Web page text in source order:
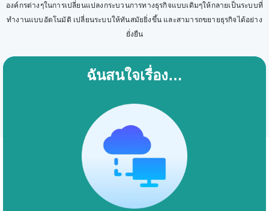
องค์กรต่างๆในการเปลี่ยนแปลงกระบวนการทางธุรกิจแบบเดิมๆให้กลายเป็นระบบที่
ทำงานแบบอัตโนมัติ เปลี่ยนระบบให้ทันสมัยยิ่งขึ้น และสามารถขยายธุรกิจได้อย่าง
ยั่งยืน
ฉันสนใจเรื่อง…